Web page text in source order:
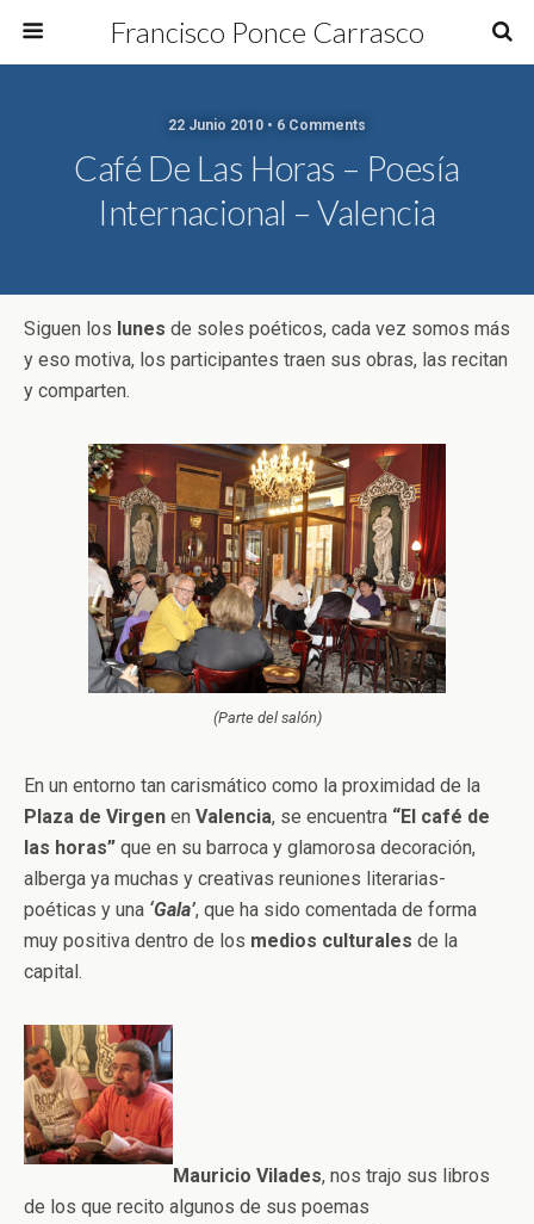
Francisco Ponce Carrasco
22 Junio 2010 • 6 Comments
Café De Las Horas – Poesía
Internacional – Valencia
Siguen los lunes de soles poéticos, cada vez somos más
y eso motiva, los participantes traen sus obras, las recitan
y comparten.
(Parte del salón)
En un entorno tan carismático como la proximidad de la
Plaza de Virgen en Valencia, se encuentra “El café de
las horas” que en su barroca y glamorosa decoración,
alberga ya muchas y creativas reuniones literarias-
poéticas y una ‘Gala’, que ha sido comentada de forma
muy positiva dentro de los medios culturales de la
capital.
Mauricio Vilades, nos trajo sus libros
de los que recito algunos de sus poemas